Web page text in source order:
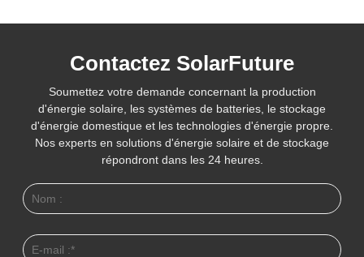
Contactez SolarFuture
Soumettez votre demande concernant la production
d'énergie solaire, les systèmes de batteries, le stockage
d'énergie domestique et les technologies d'énergie propre.
Nos experts en solutions d'énergie solaire et de stockage
répondront dans les 24 heures.